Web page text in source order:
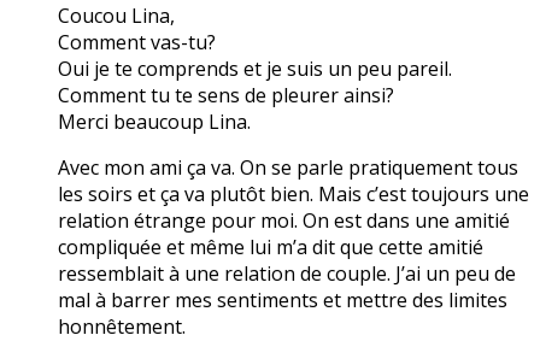
Coucou Lina,
Comment vas-tu?
Oui je te comprends et je suis un peu pareil.
Comment tu te sens de pleurer ainsi?
Merci beaucoup Lina.
Avec mon ami ça va. On se parle pratiquement tous
les soirs et ça va plutôt bien. Mais c’est toujours une
relation étrange pour moi. On est dans une amitié
compliquée et même lui m’a dit que cette amitié
ressemblait à une relation de couple. J’ai un peu de
mal à barrer mes sentiments et mettre des limites
honnêtement.